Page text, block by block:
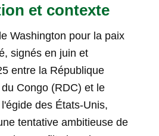
et contexte
Washington pour la paix
signés en juin et
entre la République
Congo (RDC) et le
des États-Unis,
tentative ambitieuse de